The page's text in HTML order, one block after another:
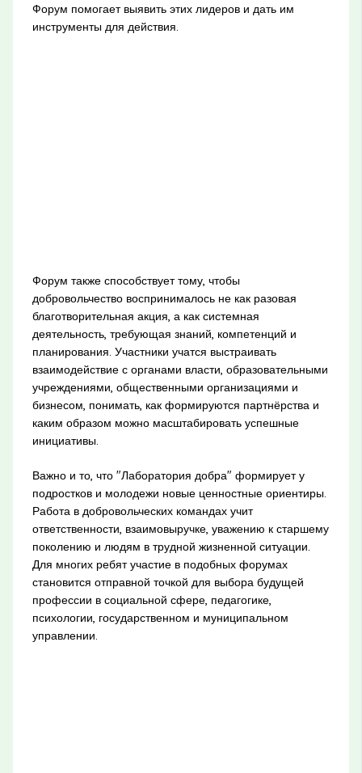
Форум помогает выявить этих лидеров и дать им
инструменты для действия.
Форум также способствует тому, чтобы
добровольчество воспринималось не как разовая
благотворительная акция, а как системная
деятельность, требующая знаний, компетенций и
планирования. Участники учатся выстраивать
взаимодействие с органами власти, образовательными
учреждениями, общественными организациями и
бизнесом, понимать, как формируются партнёрства и
каким образом можно масштабировать успешные
инициативы.
Важно и то, что "Лаборатория добра" формирует у
подростков и молодежи новые ценностные ориентиры.
Работа в добровольческих командах учит
ответственности, взаимовыручке, уважению к старшему
поколению и людям в трудной жизненной ситуации.
Для многих ребят участие в подобных форумах
становится отправной точкой для выбора будущей
профессии в социальной сфере, педагогике,
психологии, государственном и муниципальном
управлении.